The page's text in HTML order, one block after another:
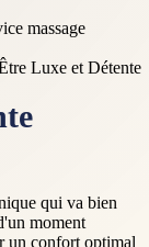
massage
qui va bien
moment
un confort optimal